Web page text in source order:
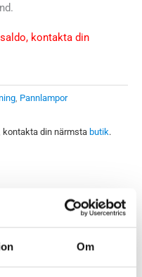
Om
kontakta din
, Pannlampor
kontakta din närmsta butik.
tillverkare av